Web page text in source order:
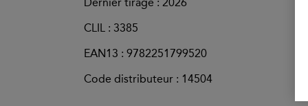
CLIL : 3385
EAN13 : 9782251799520
Code distributeur : 14504